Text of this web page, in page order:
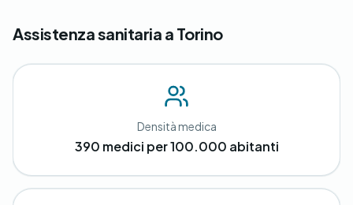
Assistenza sanitaria a Torino
Densità medica
390 medici per 100.000 abitanti